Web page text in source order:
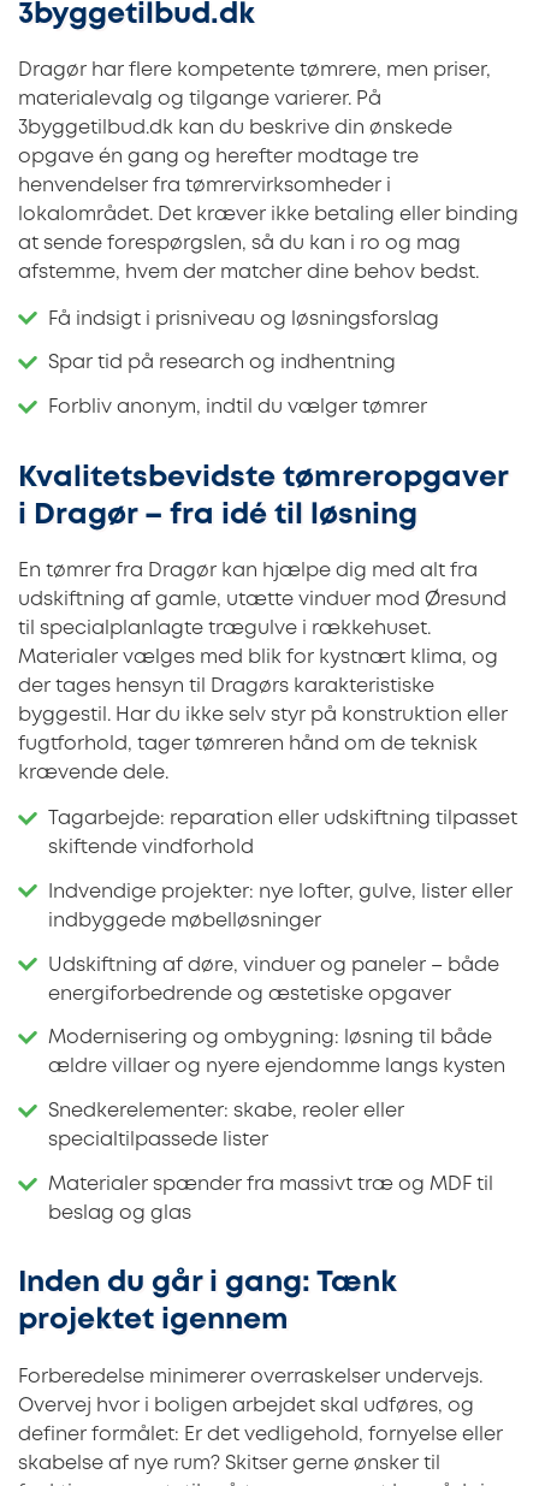
3byggetilbud.dk
Dragør har flere kompetente tømrere, men priser,
materialevalg og tilgange varierer. På
3byggetilbud.dk kan du beskrive din ønskede
opgave én gang og herefter modtage tre
henvendelser fra tømrervirksomheder i
lokalområdet. Det kræver ikke betaling eller binding
at sende forespørgslen, så du kan i ro og mag
afstemme, hvem der matcher dine behov bedst.
Få indsigt i prisniveau og løsningsforslag
Spar tid på research og indhentning
Forbliv anonym, indtil du vælger tømrer
Kvalitetsbevidste tømreropgaver
i Dragør – fra idé til løsning
En tømrer fra Dragør kan hjælpe dig med alt fra
udskiftning af gamle, utætte vinduer mod Øresund
til specialplanlagte trægulve i rækkehuset.
Materialer vælges med blik for kystnært klima, og
der tages hensyn til Dragørs karakteristiske
byggestil. Har du ikke selv styr på konstruktion eller
fugtforhold, tager tømreren hånd om de teknisk
krævende dele.
Tagarbejde: reparation eller udskiftning tilpasset
skiftende vindforhold
Indvendige projekter: nye lofter, gulve, lister eller
indbyggede møbelløsninger
Udskiftning af døre, vinduer og paneler – både
energiforbedrende og æstetiske opgaver
Modernisering og ombygning: løsning til både
ældre villaer og nyere ejendomme langs kysten
Snedkerelementer: skabe, reoler eller
specialtilpassede lister
Materialer spænder fra massivt træ og MDF til
beslag og glas
Inden du går i gang: Tænk
projektet igennem
Forberedelse minimerer overraskelser undervejs.
Overvej hvor i boligen arbejdet skal udføres, og
definer formålet: Er det vedligehold, fornyelse eller
skabelse af nye rum? Skitser gerne ønsker til